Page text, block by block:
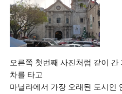
오른쪽 첫번째 사진처럼 같이
차를 타고
마닐라에서 가장 오래된 도시인